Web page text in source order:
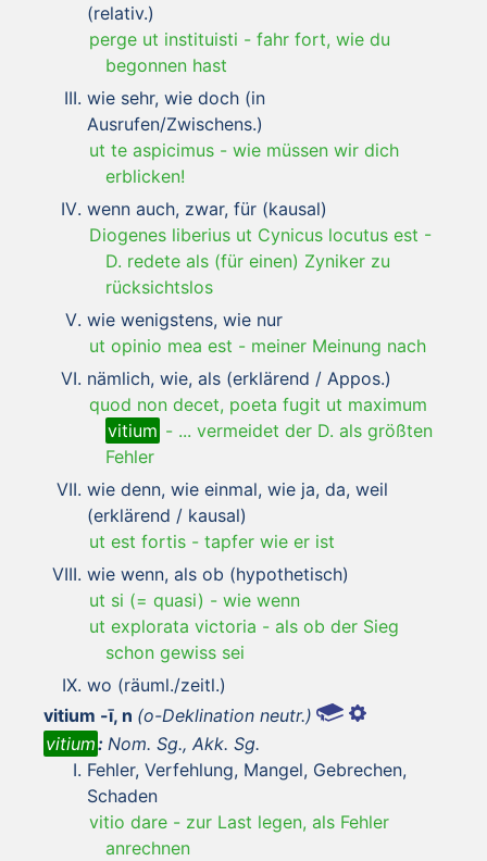
(relativ.)
perge ut instituisti - fahr fort, wie du
begonnen hast
wie sehr, wie doch (in
Ausrufen/Zwischens.)
ut te aspicimus - wie müssen wir dich
erblicken!
wenn auch, zwar, für (kausal)
Diogenes liberius ut Cynicus locutus est -
D. redete als (für einen) Zyniker zu
rücksichtslos
wie wenigstens, wie nur
ut opinio mea est - meiner Meinung nach
nämlich, wie, als (erklärend / Appos.)
quod non decet, poeta fugit ut maximum
vitium - ... vermeidet der D. als größten
Fehler
wie denn, wie einmal, wie ja, da, weil
(erklärend / kausal)
ut est fortis - tapfer wie er ist
wie wenn, als ob (hypothetisch)
ut si (= quasi) - wie wenn
ut explorata victoria - als ob der Sieg
schon gewiss sei
wo (räuml./zeitl.)
vitium -ī, n (o-Deklination neutr.)
vitium: Nom. Sg., Akk. Sg.
Fehler, Verfehlung, Mangel, Gebrechen,
Schaden
vitio dare - zur Last legen, als Fehler
anrechnen